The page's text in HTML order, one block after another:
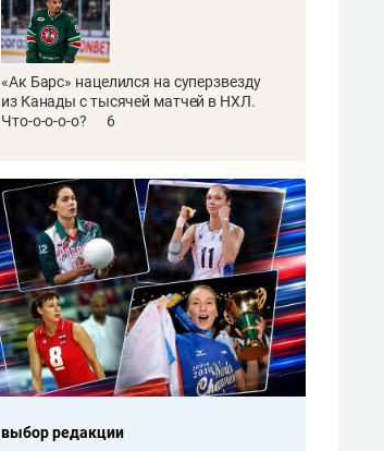
«Ак Барс» нацелился на суперзвезду
из Канады с тысячей матчей в НХЛ.
Что-о-о-о-о?
6
выбор редакции